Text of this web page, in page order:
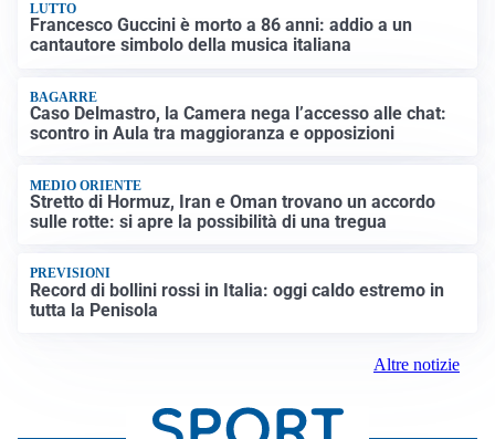
LUTTO
Francesco Guccini è morto a 86 anni: addio a un
cantautore simbolo della musica italiana
BAGARRE
Caso Delmastro, la Camera nega l’accesso alle chat:
scontro in Aula tra maggioranza e opposizioni
MEDIO ORIENTE
Stretto di Hormuz, Iran e Oman trovano un accordo
sulle rotte: si apre la possibilità di una tregua
PREVISIONI
Record di bollini rossi in Italia: oggi caldo estremo in
tutta la Penisola
Altre notizie